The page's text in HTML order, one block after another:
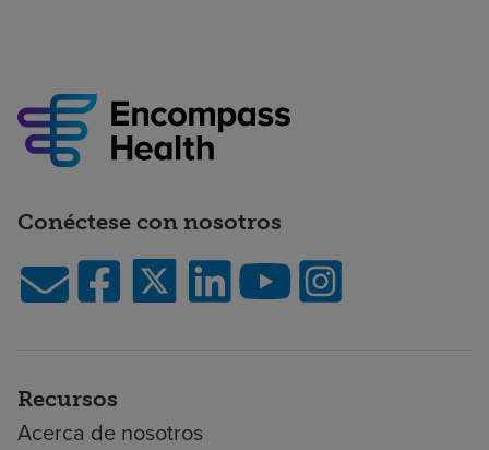
Conéctese con nosotros
Recursos
Acerca de nosotros